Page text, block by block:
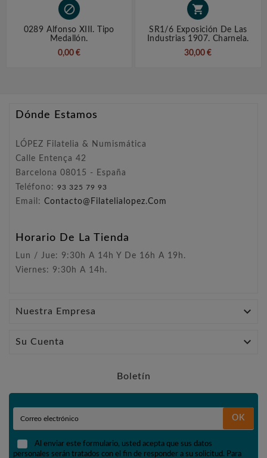

0289 Alfonso XIII. Tipo
Medallón.
0,00 €

SR1/6 Exposición De Las
Industrias 1907. Charnela.
30,00 €
Dónde Estamos
LÓPEZ Filatelia & Numismática
Calle Entença 42
Barcelona 08015 - España
Teléfono: 93 325 79 93
Email: Contacto@filatelialopez.com
Horario De La Tienda
Lun / Jue: 9:30h A 14h Y De 16h A 19h.
Viernes: 9:30h A 14h.
Nuestra Empresa 
Su Cuenta 
Boletín
OK
Al enviar este formulario, usted acepta que sus datos
personales serán tratados con el fin de responder a su solicitud. Para